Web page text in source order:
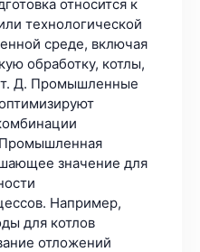
относится к
технологической
среде, включая
обработку, котлы,
Д. Промышленные
значение для
Например,
для котлов
отложений